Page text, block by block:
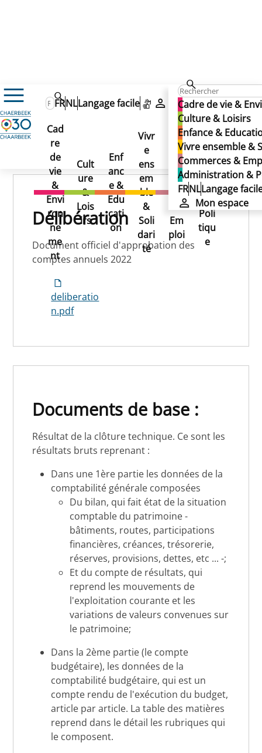
Cadre de vie &
Culture & Loisirs
Enfance &
Vivre ensemble &
Commerces &
Administration &
FRNLLangage
Mon espace
FRNLLangage facile
Mon espace
Cad
re
de
vie
&
Envi
ron
ne
me
nt
Cult
ure
&
Lois
irs
Enf
anc
e &
Edu
cati
on
Vivr
e
ens
em
ble
&
Soli
dari
té
Co
mm
erc
es
&
Em
ploi
Ad
min
istr
atio
n &
Poli
tiqu
e
Comptes 2022
Comptes 2022
Comptes 2022
Publié le 29/11/2024
Délibération
Document officiel d'approbation des
comptes annuels 2022
deliberatio
n.pdf
Documents de base :
Résultat de la clôture technique. Ce sont les
résultats bruts reprenant :
Dans une 1ère partie les données de la
comptabilité générale composées
Du bilan, qui fait état de la situation
comptable du patrimoine -
bâtiments, routes, participations
financières, créances, trésorerie,
réserves, provisions, dettes, etc ... -;
Et du compte de résultats, qui
reprend les mouvements de
l'exploitation courante et les
variations de valeurs convenues sur
le patrimoine;
Dans la 2ème partie (le compte
budgétaire), les données de la
comptabilité budgétaire, qui est un
compte rendu de l'exécution du budget,
article par article. La table des matières
reprend dans le détail les rubriques qui
le composent.